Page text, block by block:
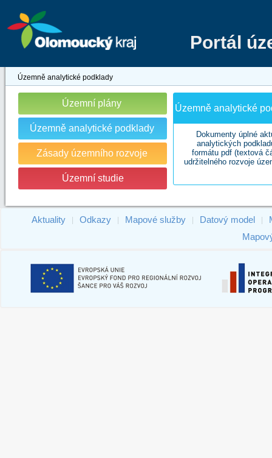
Portál
Územně analytické podklady
Územní plány
Územně analytické podklady
Zásady územního rozvoje
Územní studie
Územně analytické
Dokumenty úplné
analytických
formátu pdf (textová
udržitelného rozvoje
Aktuality Odkazy Mapové služby Datový model